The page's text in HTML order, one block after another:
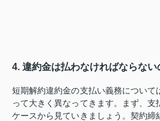
4. 違約金は払わなければならない
短期解約違約金の支払い義務について
って大きく異なってきます。まず、支
ケースから見ていきましょう。契約締